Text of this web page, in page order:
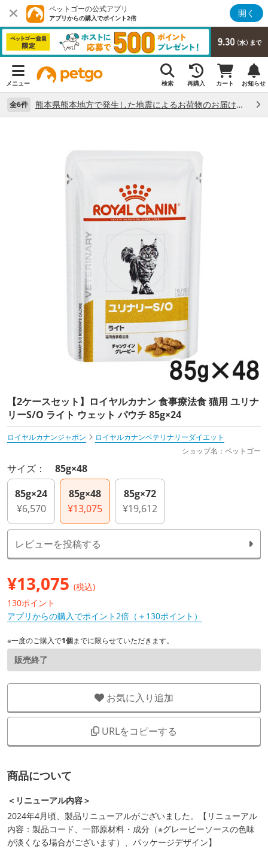
ペットゴーの公式アプリ
アプリからの購入でポイント2倍 開く
メニュー 検索 再購入 カート お知らせ
全6件 熊本県熊本地方で発生した地震によるお荷物のお届け状況について （7/28）
【2ケースセット】ロイヤルカナン 食事療法食 猫用 ユリナ
リーS/O ライト ウェット パウチ 85g×24
ロイヤルカナンジャポン
ロイヤルカナンベテリナリーダイエット
ショップ名：ペットゴー
サイズ： 85g×48
85g×24
¥6,570
85g×48
¥13,075
85g×72
¥19,612
レビューを投稿する
¥13,075 (税込)
130ポイント
アプリからの購入でポイント2倍（＋130ポイント）
※一度のご購入で1個までに限らせていただきます。
販売終了
お気に入り追加
URLをコピーする
商品について
＜リニューアル内容＞
2024年4月頃、製品リニューアルがございました。【リニューアル
内容：製品コード、一部原材料・成分（※グレービーソースの色味
が淡くなる場合がございます）、パッケージデザイン】